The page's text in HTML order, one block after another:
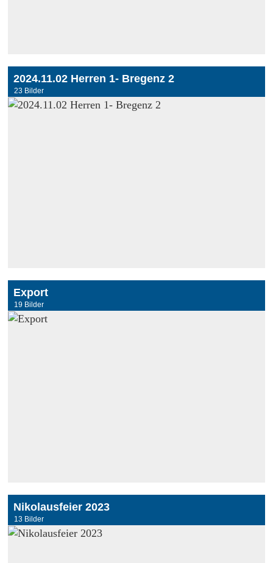
2024.11.02 Herren 1- Bregenz 2
23 Bilder
Export
19 Bilder
Nikolausfeier 2023
13 Bilder